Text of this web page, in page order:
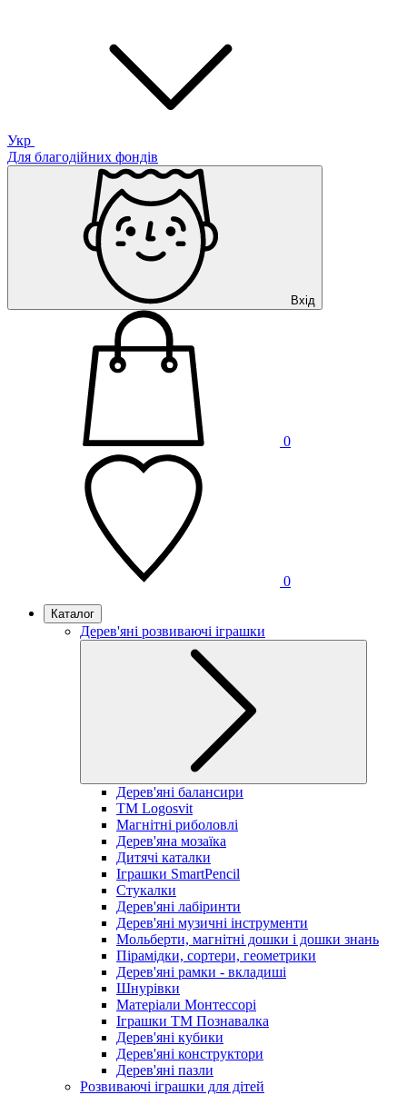
Укр
Для благодійних фондів
Вхід
0
0
Каталог
Дерев'яні розвиваючі іграшки
Дерев'яні балансири
TM Logosvit
Магнітні риболовлі
Дерев'яна мозаїка
Дитячі каталки
Іграшки SmartPencil
Стукалки
Дерев'яні лабіринти
Дерев'яні музичні інструменти
Мольберти, магнітні дошки і дошки знань
Пірамідки, сортери, геометрики
Дерев'яні рамки - вкладиші
Шнурівки
Матеріали Монтессорі
Іграшки ТМ Познавалка
Дерев'яні кубики
Дерев'яні конструктори
Дерев'яні пазли
Розвиваючі іграшки для дітей